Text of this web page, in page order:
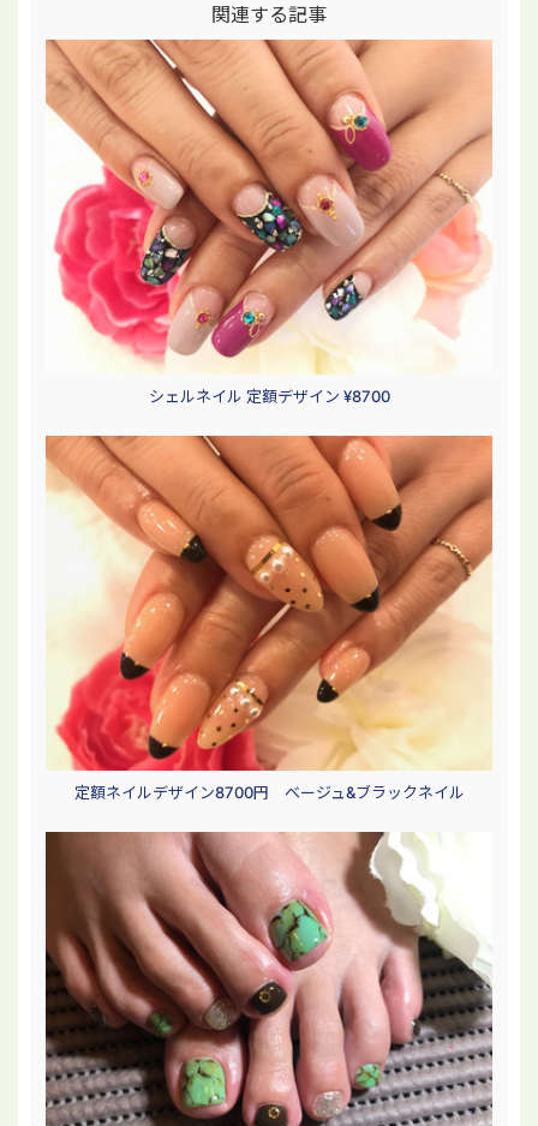
関連する記事
シェルネイル 定額デザイン ¥8700
定額ネイルデザイン8700円 ベージュ&ブラックネイル